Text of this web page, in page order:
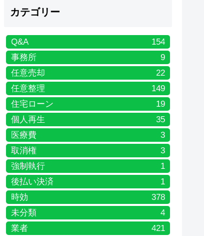
カテゴリー
Q&A
154
事務所
9
任意売却
22
任意整理
149
住宅ローン
19
個人再生
35
医療費
3
取消権
3
強制執行
1
後払い決済
1
時効
378
未分類
4
業者
421